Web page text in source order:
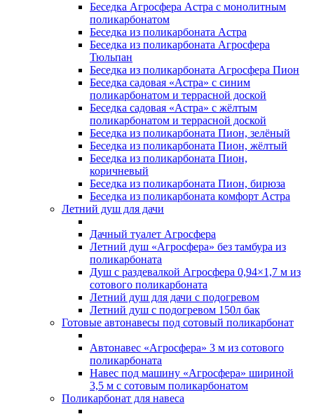
Беседка Агросфера Астра с монолитным
поликарбонатом
Беседка из поликарбоната Астра
Беседка из поликарбоната Агросфера
Тюльпан
Беседка из поликарбоната Агросфера Пион
Беседка садовая «Астра» с синим
поликарбонатом и террасной доской
Беседка садовая «Астра» с жёлтым
поликарбонатом и террасной доской
Беседка из поликарбоната Пион, зелёный
Беседка из поликарбоната Пион, жёлтый
Беседка из поликарбоната Пион,
коричневый
Беседка из поликарбоната Пион, бирюза
Беседка из поликарбоната комфорт Астра
Летний душ для дачи
Дачный туалет Агросфера
Летний душ «Агросфера» без тамбура из
поликарбоната
Душ с раздевалкой Агросфера 0,94×1,7 м из
сотового поликарбоната
Летний душ для дачи с подогревом
Летний душ с подогревом 150л бак
Готовые автонавесы под сотовый поликарбонат
Автонавес «Агросфера» 3 м из сотового
поликарбоната
Навес под машину «Агросфера» шириной
3,5 м с сотовым поликарбонатом
Поликарбонат для навеса